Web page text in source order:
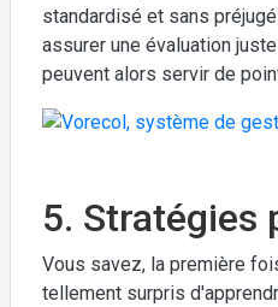
standardisé et sans
assurer une évaluation
peuvent alors servir de
5. Stratégies
Vous savez, la première
tellement surpris